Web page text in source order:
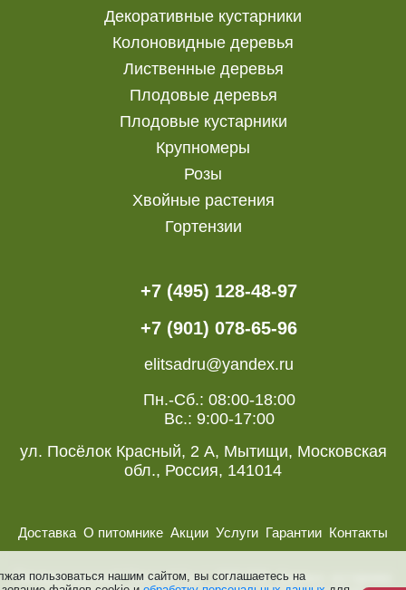
Декоративные кустарники
Колоновидные деревья
Лиственные деревья
Плодовые деревья
Плодовые кустарники
Крупномеры
Розы
Хвойные растения
Гортензии
+7 (495) 128-48-97
+7 (901) 078-65-96
elitsadru@yandex.ru
Пн.-Сб.: 08:00-18:00
Вс.: 9:00-17:00
ул. Посёлок Красный, 2 А, Мытищи, Московская
обл., Россия, 141014
Доставка О питомнике Акции Услуги Гарантии Контакты
Питомник растений “Элитный Сад ”, 2008-2026. Деревья, кустарники
пользоваться нашим сайтом, вы соглашаетесь на